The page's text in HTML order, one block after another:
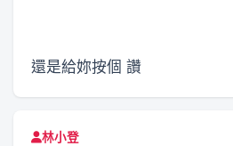
還是給妳按個 讚
林小登